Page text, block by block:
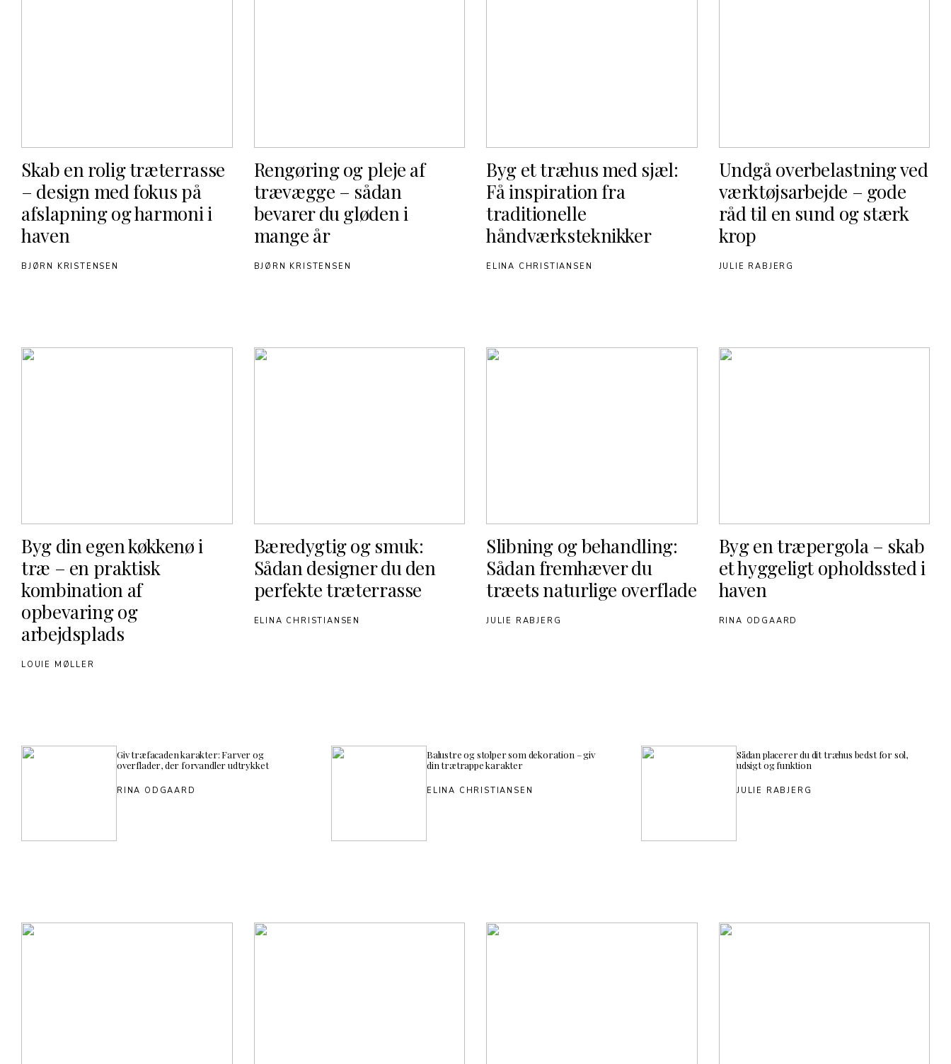
Skab en rolig træterrasse
– design med fokus på
afslapning og harmoni i
haven
BJØRN KRISTENSEN
Rengøring og pleje af
trævægge – sådan
bevarer du gløden i
mange år
BJØRN KRISTENSEN
Byg et træhus med sjæl:
Få inspiration fra
traditionelle
håndværksteknikker
ELINA CHRISTIANSEN
Undgå overbelastning ved
værktøjsarbejde – gode
råd til en sund og stærk
krop
JULIE RABJERG
Byg din egen køkkenø i
træ – en praktisk
kombination af
opbevaring og
arbejdsplads
LOUIE MØLLER
Bæredygtig og smuk:
Sådan designer du den
perfekte træterrasse
ELINA CHRISTIANSEN
Slibning og behandling:
Sådan fremhæver du
træets naturlige overflade
JULIE RABJERG
Byg en træpergola – skab
et hyggeligt opholdssted i
haven
RINA ODGAARD
Giv træfacaden karakter: Farver og
overflader, der forvandler udtrykket
RINA ODGAARD
Balustre og stolper som dekoration – giv
din trætrappe karakter
ELINA CHRISTIANSEN
Sådan placerer du dit træhus bedst for sol,
udsigt og funktion
JULIE RABJERG